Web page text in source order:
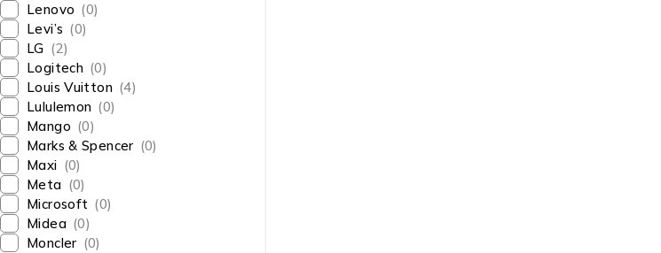
Lenovo (0)
Levi’s (0)
LG (2)
Logitech (0)
Louis Vuitton (4)
Lululemon (0)
Mango (0)
Marks & Spencer (0)
Maxi (0)
Meta (0)
Microsoft (0)
Midea (0)
Moncler (0)